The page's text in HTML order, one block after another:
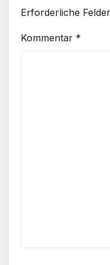
Erforderliche
Kommentar *